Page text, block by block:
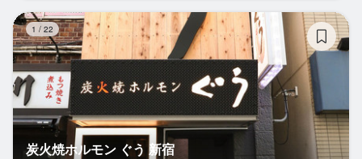
1 / 22
炭火焼ホルモン ぐう 新宿